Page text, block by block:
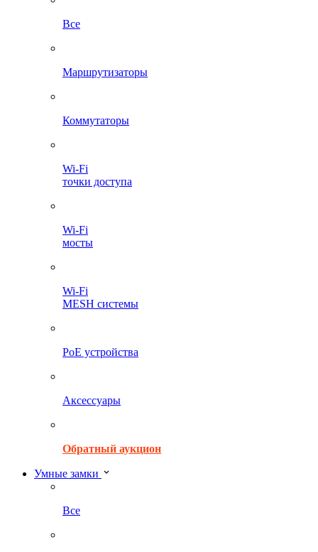
Все
Маршрутизаторы
Коммутаторы
Wi-Fi
точки доступа
Wi-Fi
мосты
Wi-Fi
MESH системы
PoE устройства
Аксессуары
Обратный аукцион
Умные замки
Все